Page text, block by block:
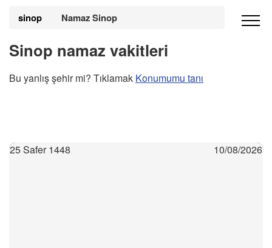
sinop Namaz Sinop
Sinop namaz vakitleri
Bu yanlış şehir mi? Tıklamak Konumumu tanı
25 Safer 1448 10/08/2026